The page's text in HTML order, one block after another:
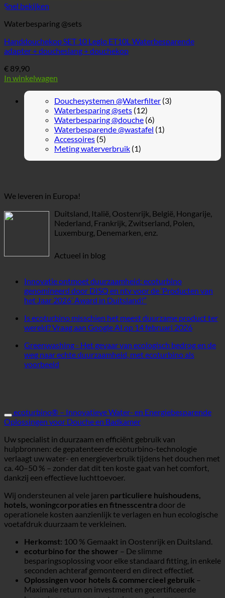
Snel bekijken
Waterbesparing @sets
Handdouchekop SET 10 Legio ET10L Waterbesparende
adapter + doucheslang + douchekop
€ 89,90
In winkelwagen
Douchesystemen @Waterfilter (3)
Waterbesparing @sets (12)
Waterbesparing @douche (6)
Waterbesparende @wastafel (1)
Accessoires (5)
Meting waterverbruik (1)
We leveren in Europa!
Duitsland, Italië, Oostenrijk, België, Hongarije,
Nederland, Frankrijk, Zwitserland, Polen,
Luxemburg, Denemarken, enz.
Actueel in blog
Innovatie ontmoet duurzaamheid: ecoturbino
genomineerd door DISQ en ntv voor de ‘Producten van
het Jaar 2026’ Award in Duitsland!”
op
Innovation
sustainability:
ecoturbino
for
of
the
Year
2026’
Germany!”
Is ecoturbino misschien het meest duurzame product ter
wereld? Vraag aan Google AI op 14 februari 2026Geen
op
Is
product
Question
to
Google
14
2026
Greenwashing - Het gevaar van ecologisch bedrog en de
weg naar echte duurzaamheid, met ecoturbino als
voorbeeld
The
danger
ecological
deception
and
the
path
genuine
sustainability,
using
ecoturbino
an
example
ecoturbino® – Innovatieve Water- en Energiebesparende
Oplossingen voor Douche en Badkamer
Uw specialist in duurzaam en efficiënt gebruik van
hulpbronnen: de gepatenteerde ecoturbino-technologie
verlaagt uw water- en energieverbruik tijdens het douchen met
ca. 40–50 % – zonder dat dit ten koste gaat van het comfort,
dankzij een effectieve luchttoevoer.
Wij ondersteunen al vele jaren particuliere huishoudens,
hotels, woningcorporaties en fitnesscentra door de
operationele kosten aanzienlijk te verlagen en hun ecologische
voetafdruk duurzaam te verkleinen.
Herkomst: 100 % Gemaakt in Oostenrijk en Duitsland.
ecoturbino for the shower – De slimme
besparingsoplossing voor elke standaard fitting, in enkele
seconden achteraf gemonteerd en direct effectief.
Oplossingen voor hotels & commercieel gebruik –
Maximale return on investment en gecertificeerde